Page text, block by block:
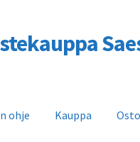
ohje Kauppa